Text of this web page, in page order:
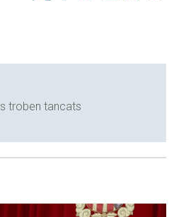
troben tancats